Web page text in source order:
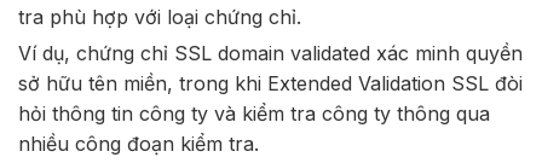
tra phù hợp với loại chứng chỉ.
Ví dụ, chứng chỉ SSL domain validated xác minh quyền
sở hữu tên miền, trong khi Extended Validation SSL đòi
hỏi thông tin công ty và kiểm tra công ty thông qua
nhiều công đoạn kiểm tra.